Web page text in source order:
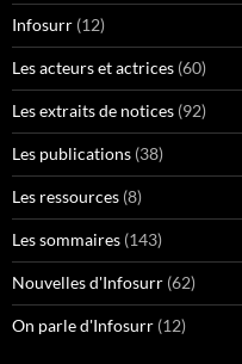
Infosurr (12)
Les acteurs et actrices (60)
Les extraits de notices (92)
Les publications (38)
Les ressources (8)
Les sommaires (143)
Nouvelles d'Infosurr (62)
On parle d'Infosurr (12)